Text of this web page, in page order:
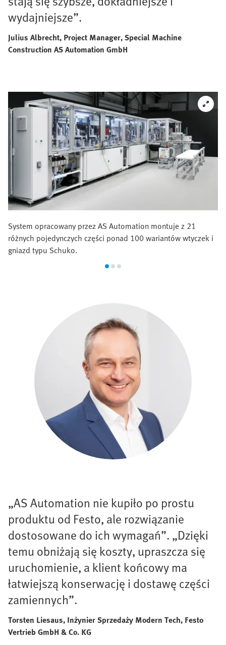
wydajniejsze”.
Julius Albrecht, Project Manager, Special Machine
Construction AS Automation GmbH
System opracowany przez AS Automation montuje z 21
różnych pojedynczych części ponad 100 wariantów wtyczek i
gniazd typu Schuko.
„AS Automation nie kupiło po prostu
produktu od Festo, ale rozwiązanie
dostosowane do ich wymagań”. „Dzięki
temu obniżają się koszty, upraszcza się
uruchomienie, a klient końcowy ma
łatwiejszą konserwację i dostawę części
zamiennych”.
Torsten Liesaus, Inżynier Sprzedaży Modern Tech, Festo
Vertrieb GmbH & Co. KG